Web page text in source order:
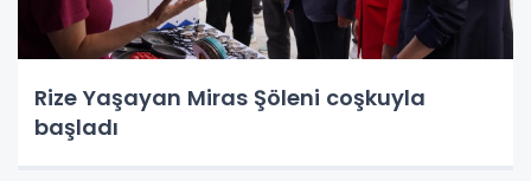
Rize Yaşayan Miras Şöleni coşkuyla
başladı